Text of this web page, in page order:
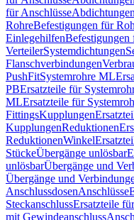
für Anschlüsse
RohreBefestigungen für
EinlegehilfenBefestigungen
VerteilerSystemdichtungen
Flanschverbindungen
PushFitSystemrohre ML
PBErsatzteile für
MLErsatzteile für
FittingsKupplungen
KupplungenReduktionen
ReduktionenWinkel
StückeÜbergänge unlösbar
unlösbarÜbergänge und
Übergänge und
AnschlussdosenAnschlüsse
SteckanschlussErsatzteile
mit Gewindeanschluss